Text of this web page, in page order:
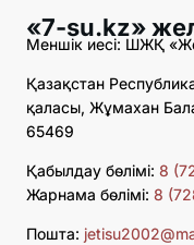
«7-su.kz»
Меншік иесі: ШЖҚ
Қазақстан
қаласы, Жұмахан
65469
Қабылдау бөлімі: 8
Жарнама бөлімі: 8
Пошта: